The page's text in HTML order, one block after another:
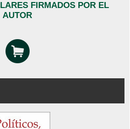
FIRMADOS POR EL
AUTOR